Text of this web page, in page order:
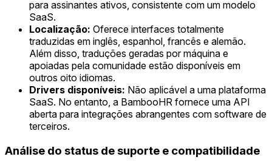
para assinantes ativos, consistente com um modelo
SaaS.
Localização: Oferece interfaces totalmente
traduzidas em inglês, espanhol, francês e alemão.
Além disso, traduções geradas por máquina e
apoiadas pela comunidade estão disponíveis em
outros oito idiomas.
Drivers disponíveis: Não aplicável a uma plataforma
SaaS. No entanto, a BambooHR fornece uma API
aberta para integrações abrangentes com software de
terceiros.
Análise do status de suporte e compatibilidade